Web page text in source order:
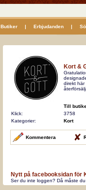
Butiker| Erbjudanden|
Kort &
direkt här
Till
Klick:
3758
Kategorier:
Kort
Kommentera
Nytt på facebooksidan för
Ser du inte loggen? Då måste